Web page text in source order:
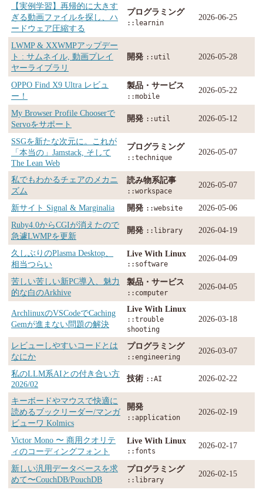
【実例学習】再帰的に大きす
ぎる動画ファイルを探し、ハ
ードウェア圧縮する
プログラミング
::learnin
2026-06-25
LWMP & XXWMPアップデー
ト : サムネイル, 動画プレイ
ヤーライブラリ
開発 ::util 2026-05-28
OPPO Find X9 Ultra レビュ
ー！
製品・サービス
::mobile
2026-05-22
My Browser Profile Chooserで
Servoをサポート
開発 ::util 2026-05-12
SSGを新たな次元に。これが
「本当の」Jamstack, そして
The Lean Web
プログラミング
::technique
2026-05-07
私でもわかるチェアのメカニ
ズム
読み物系記事
::workspace
2026-05-07
新サイト Signal & Marginalia 開発 ::website
2026-05-06
Ruby4.0からCGIが消えたので
急遽LWMPを更新
開発 ::library 2026-04-19
久しぶりのPlasma Desktop、
相当つらい
Live With Linux
::software
2026-04-09
苦しい苦しい新PC導入、魅力
的な白のArkhive
製品・サービス
::computer
2026-04-05
ArchlinuxのVSCodeでCaching
Gemが進まない問題の解決
Live With Linux
::trouble
shooting
2026-03-18
レビューしやすいコードとは
なにか
プログラミング
::engineering
2026-03-07
私のLLM系AIとの付き合い方
2026/02
技術 ::AI 2026-02-22
キーボードやマウスで快適に
読めるブックリーダー/マンガ
ビューワ Kolmics
開発
::application
2026-02-19
Victor Mono 〜 商用クオリテ
ィのコーディングフォント
Live With Linux
::fonts
2026-02-17
新しい汎用データベースを求
めて〜CouchDB/PouchDB
プログラミング
::library
2026-02-15